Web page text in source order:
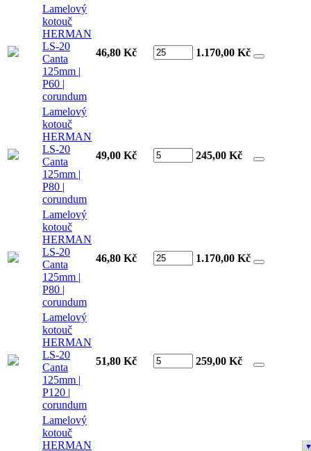
Lamelový
kotouč
HERMAN
LS-20
Canta
125mm |
P60 |
corundum
46,80 Kč 1.170,00 Kč
Lamelový
kotouč
HERMAN
LS-20
Canta
125mm |
P80 |
corundum
49,00 Kč 245,00 Kč
Lamelový
kotouč
HERMAN
LS-20
Canta
125mm |
P80 |
corundum
46,80 Kč 1.170,00 Kč
Lamelový
kotouč
HERMAN
LS-20
Canta
125mm |
P120 |
corundum
51,80 Kč 259,00 Kč
Lamelový
kotouč
HERMAN